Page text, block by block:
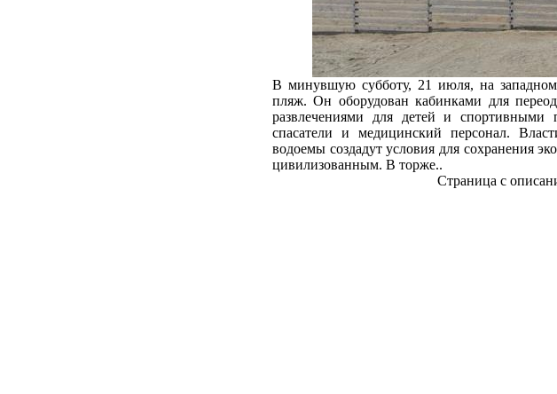
В минувшую субботу, 21 июля, на западном
пляж. Он оборудован кабинками для
развлечениями для детей и спортивными
спасатели и медицинский персонал.
водоемы создадут условия для сохранения
цивилизованным. В торже..
Страница с